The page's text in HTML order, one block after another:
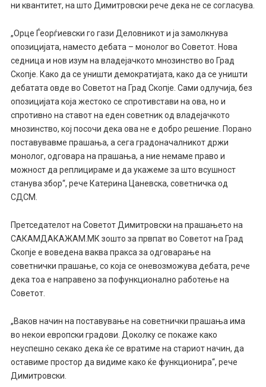
ни квантитет, на што Димитровски рече дека не се согласува.
„Орце Ѓеорѓиевски го гази Деловникот и ја замолкнува
опозицијата, наместо дебата – монолог во Советот. Нова
седница и нов изум на владејачкото мнозинство во Град
Скопје. Како да се уништи демократијата, како да се уништи
дебатата овде во Советот на Град Скопје. Сами одлучија, без
опозицијата која жестоко се спротивстави на ова, но и
спротивно на ставот на еден советник од владејачкото
мнозинство, кој посочи дека ова не е добро решение. Порано
поставувавме прашања, а сега градоначалникот држи
монолог, одговара на прашања, а ние немаме право и
можност да реплицираме и да укажеме за што всушност
станува збор“, рече Катерина Цаневска, советничка од
СДСМ.
Претседателот на Советот Димитровски на прашањето на
САКАМДАКАЖАМ.МК зошто за првпат во Советот на Град
Скопје е воведена ваква пракса за одговарање на
советнички прашање, со која се оневозможува дебата, рече
дека тоа е направено за пофункционално работење на
Советот.
„Ваков начин на поставување на советнички прашања има
во некои европски градови. Доколку се покаже како
неуспешно секако дека ќе се вратиме на стариот начин, да
оставиме простор да видиме како ќе функционира“, рече
Димитровски.